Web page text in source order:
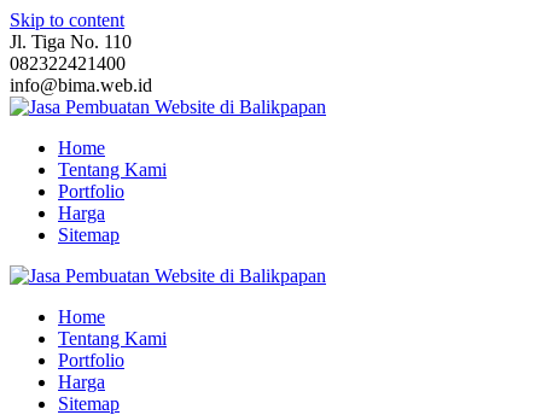
Skip to content
Jl. Tiga No. 110
082322421400
info@bima.web.id
Home
Tentang Kami
Portfolio
Harga
Sitemap
Home
Tentang Kami
Portfolio
Harga
Sitemap